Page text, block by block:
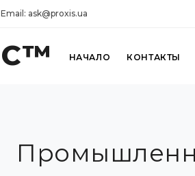
Email: ask@proxis.ua
НАЧАЛО КОНТАКТЫ